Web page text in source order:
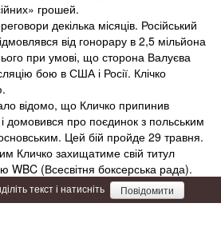
грошей.
декілька місяців. Російський
від гонорару в 2,5 мільйона
при умові, що сторона Валуєва
бою в США і Росії. Клічко
відомо, що Кличко припинив
домовився про поєдинок з польським
Цей бій пройде 29 травня.
Кличко захищатиме свій титул
WBC (Всесвітня боксерська рада).
текст і натисніть Повідомити